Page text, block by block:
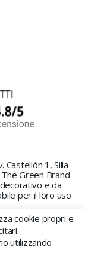
Castellón 1, Silla
Green Brand
e da
per il loro uso
cookie propri e
utilizzando